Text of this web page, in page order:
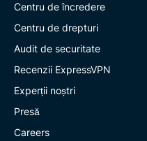
Centru de încredere
Centru de drepturi
Audit de securitate
Recenzii ExpressVPN
Experții noștri
Presă
Careers